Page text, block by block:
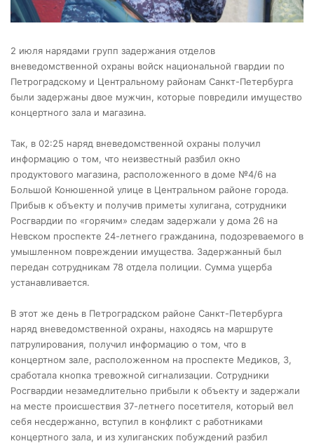
2 июля нарядами групп задержания отделов
вневедомственной охраны войск национальной гвардии по
Петроградскому и Центральному районам Санкт-Петербурга
были задержаны двое мужчин, которые повредили имущество
концертного зала и магазина.
Так, в 02:25 наряд вневедомственной охраны получил
информацию о том, что неизвестный разбил окно
продуктового магазина, расположенного в доме №4/6 на
Большой Конюшенной улице в Центральном районе города.
Прибыв к объекту и получив приметы хулигана, сотрудники
Росгвардии по «горячим» следам задержали у дома 26 на
Невском проспекте 24-летнего гражданина, подозреваемого в
умышленном повреждении имущества. Задержанный был
передан сотрудникам 78 отдела полиции. Сумма ущерба
устанавливается.
В этот же день в Петроградском районе Санкт-Петербурга
наряд вневедомственной охраны, находясь на маршруте
патрулирования, получил информацию о том, что в
концертном зале, расположенном на проспекте Медиков, 3,
сработала кнопка тревожной сигнализации. Сотрудники
Росгвардии незамедлительно прибыли к объекту и задержали
на месте происшествия 37-летнего посетителя, который вел
себя несдержанно, вступил в конфликт с работниками
концертного зала, и из хулиганских побуждений разбил